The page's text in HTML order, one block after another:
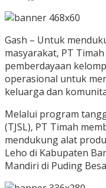
Gash – Untuk
masyarakat, PT
pemberdayaan
operasional untuk
keluarga dan
Melalui program
(TJSL), PT Timah
mendukung alat
Leho di Kabupaten
Mandiri di Puding